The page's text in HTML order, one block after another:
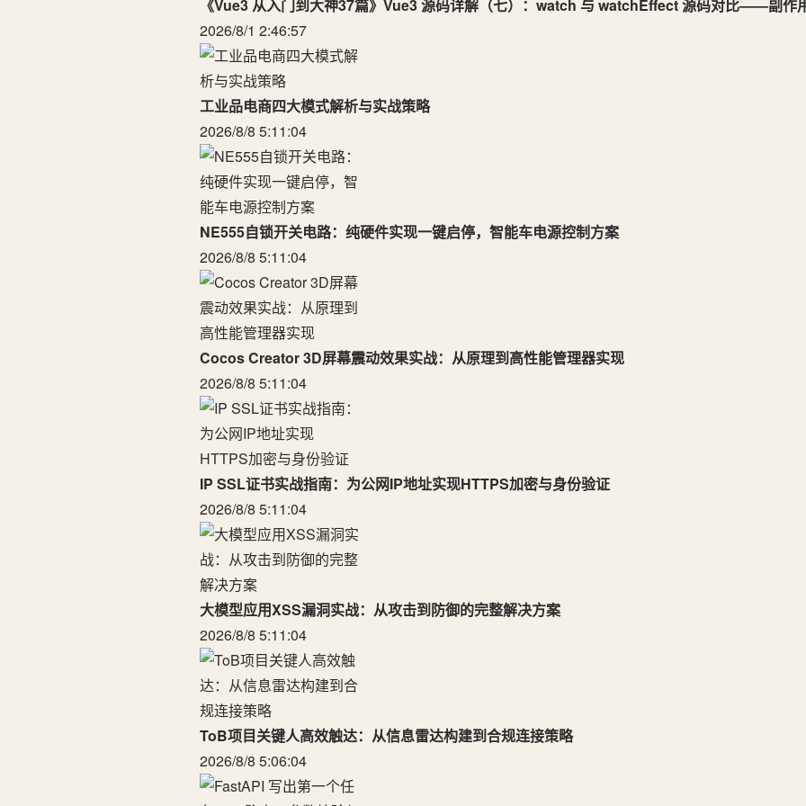
《Vue3 从入门到大神37篇》Vue3 源码详解（七）：watch 与 watchEffect 源码对比——副作
2026/8/1 2:46:57
工业品电商四大模式解析与实战策略
2026/8/8 5:11:04
NE555自锁开关电路：纯硬件实现一键启停，智能车电源控制方案
2026/8/8 5:11:04
Cocos Creator 3D屏幕震动效果实战：从原理到高性能管理器实现
2026/8/8 5:11:04
IP SSL证书实战指南：为公网IP地址实现HTTPS加密与身份验证
2026/8/8 5:11:04
大模型应用XSS漏洞实战：从攻击到防御的完整解决方案
2026/8/8 5:11:04
ToB项目关键人高效触达：从信息雷达构建到合规连接策略
2026/8/8 5:06:04